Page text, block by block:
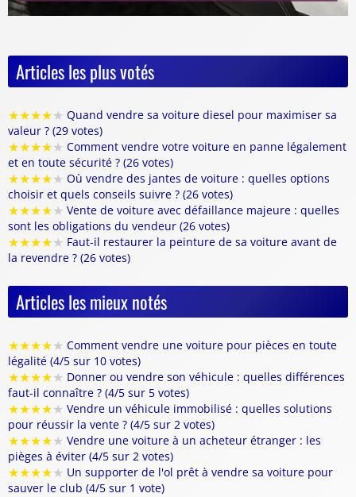
Articles les plus votés
★★★★★ Quand vendre sa voiture diesel pour maximiser sa
valeur ? (29 votes)
★★★★★ Comment vendre votre voiture en panne légalement
et en toute sécurité ? (26 votes)
★★★★★ Où vendre des jantes de voiture : quelles options
choisir et quels conseils suivre ? (26 votes)
★★★★★ Vente de voiture avec défaillance majeure : quelles
sont les obligations du vendeur (26 votes)
★★★★★ Faut-il restaurer la peinture de sa voiture avant de
la revendre ? (26 votes)
Articles les mieux notés
★★★★★ Comment vendre une voiture pour pièces en toute
légalité (4/5 sur 10 votes)
★★★★★ Donner ou vendre son véhicule : quelles différences
faut-il connaître ? (4/5 sur 5 votes)
★★★★★ Vendre un véhicule immobilisé : quelles solutions
pour réussir la vente ? (4/5 sur 2 votes)
★★★★★ Vendre une voiture à un acheteur étranger : les
pièges à éviter (4/5 sur 2 votes)
★★★★★ Un supporter de l'ol prêt à vendre sa voiture pour
sauver le club (4/5 sur 1 vote)